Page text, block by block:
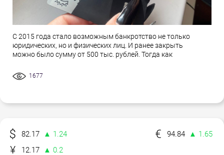
С 2015 года стало возможным банкротство не только
юридических, но и физических лиц. И ранее закрыть
можно было сумму от 500 тыс. рублей. Тогда как
1677
82.17 ▲ 1.24 94.84
▲ 1.65
12.17
▲ 0.2